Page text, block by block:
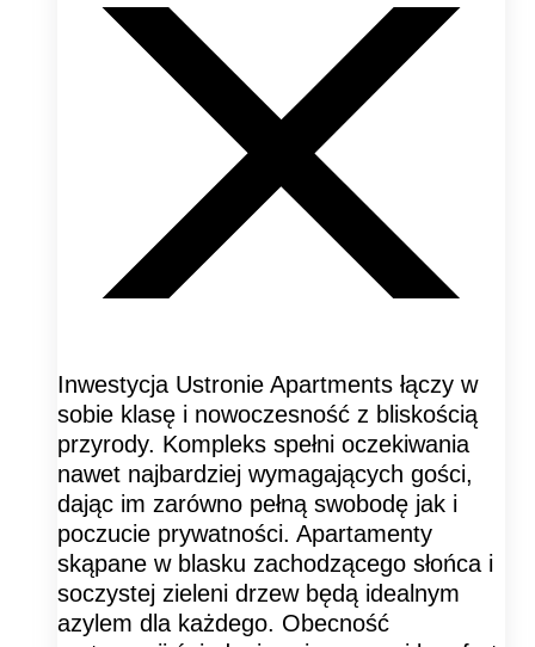
Inwestycja Ustronie Apartments łączy w
sobie klasę i nowoczesność z bliskością
przyrody. Kompleks spełni oczekiwania
nawet najbardziej wymagających gości,
dając im zarówno pełną swobodę jak i
poczucie prywatności. Apartamenty
skąpane w blasku zachodzącego słońca i
soczystej zieleni drzew będą idealnym
azylem dla każdego. Obecność